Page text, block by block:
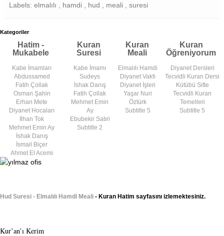
Labels: elmalılı , hamdi , hud , meali , suresi
Kategoriler
Hatim -
Mukabele
Kuran
Suresi
Kuran
Meali
Kuran
Öğreniyorum
Kabe İmamları
Abdussamed
Fatih Çollak
Osman Şahin
Erhan Mete
Diyanet Hocaları
İlhan Tok
Mehmet Emin Ay
İshak Danış
İsmail Biçer
Ahmet El Acemi
Kabe İmamı
Sudeys
İshak Danış
Fatih Çollak
Mehmet Emin
Ay
Ebubekir Satıri
Subtitle 2
Elmalılı Hamdi
Diyanet Vakfı
Diyanet İşleri
Yaşar Nuri
Öztürk
Subtitle 5
Diyanet Dersleri
Tecvidli Kuran Dersi
Kütübü Sitte
Tecvidli Kuran
Temelleri
Subtitle 5
Hud Suresi - Elmalılı Hamdi Meali - Kuran Hatim sayfasını izlemektesiniz.
Kur’an’ı Kerim